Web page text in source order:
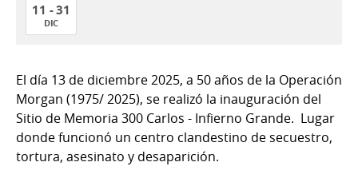
11 - 31
DIC
31
de
Dic
del
2025
El día 13 de diciembre 2025, a 50 años de la Operación
Morgan (1975/ 2025), se realizó la inauguración del
Sitio de Memoria 300 Carlos - Infierno Grande. Lugar
donde funcionó un centro clandestino de secuestro,
tortura, asesinato y desaparición.